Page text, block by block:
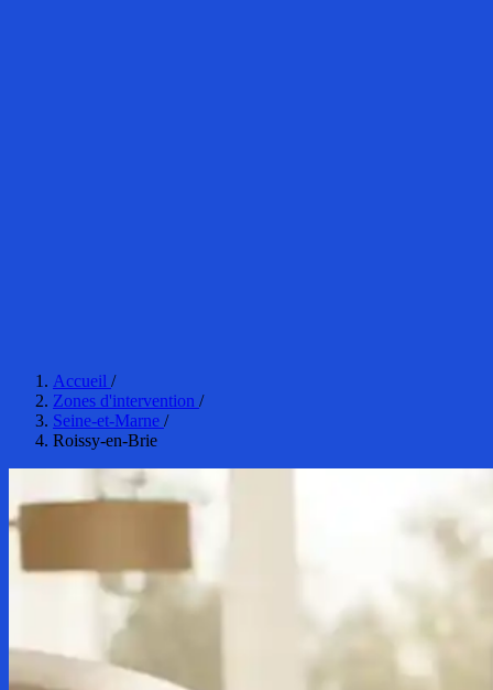
Accueil /
Zones d'intervention /
Seine-et-Marne /
Roissy-en-Brie